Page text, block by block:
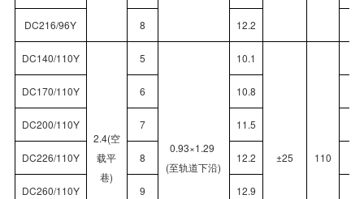
DC216/96Y 8 12.2
DC140/110Y
2.4(空
载平
巷)
5
0.93×1.29
(至轨道下沿)
10.1
±25 110
DC170/110Y 6 10.8
DC200/110Y 7 11.5
DC226/110Y 8 12.2
DC260/110Y 9 12.9